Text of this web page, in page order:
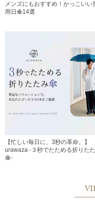
メンズにもおすすめ！かっこいい
用日傘14選
【忙しい毎日に、3秒の革命。】
urawaza -３秒でたためる折りた
傘-